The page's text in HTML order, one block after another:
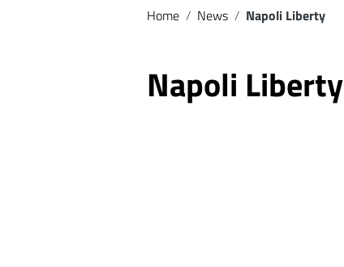
Home / News / Napoli Liberty
Napoli Liberty